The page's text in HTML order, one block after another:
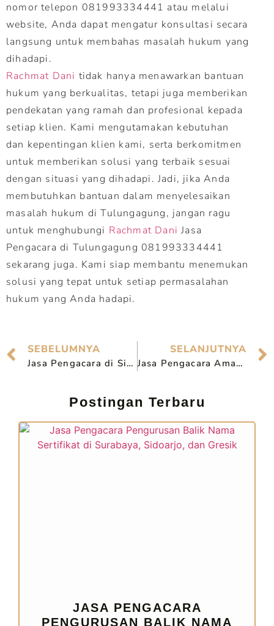
nomor telepon 081993334441 atau melalui
website, Anda dapat mengatur konsultasi secara
langsung untuk membahas masalah hukum yang
dihadapi.
Rachmat Dani tidak hanya menawarkan bantuan
hukum yang berkualitas, tetapi juga memberikan
pendekatan yang ramah dan profesional kepada
setiap klien. Kami mengutamakan kebutuhan
dan kepentingan klien kami, serta berkomitmen
untuk memberikan solusi yang terbaik sesuai
dengan situasi yang dihadapi. Jadi, jika Anda
membutuhkan bantuan dalam menyelesaikan
masalah hukum di Tulungagung, jangan ragu
untuk menghubungi Rachmat Dani Jasa
Pengacara di Tulungagung 081993334441
sekarang juga. Kami siap membantu menemukan
solusi yang tepat untuk setiap permasalahan
hukum yang Anda hadapi.
SEBELUMNYA
Jasa Pengacara di Sidoarjo 081993334441, Pilihan Tepat Solusi Masalah Hukum
SELANJUTNYA
Jasa Pengacara Amanah di Bangil
Postingan Terbaru
JASA PENGACARA
PENGURUSAN BALIK NAMA